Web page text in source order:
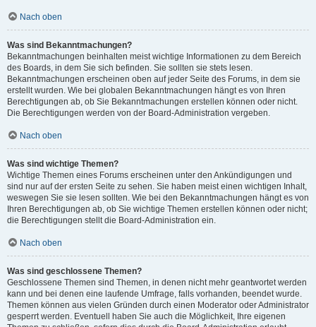
Nach oben
Was sind Bekanntmachungen?
Bekanntmachungen beinhalten meist wichtige Informationen zu dem Bereich
des Boards, in dem Sie sich befinden. Sie sollten sie stets lesen.
Bekanntmachungen erscheinen oben auf jeder Seite des Forums, in dem sie
erstellt wurden. Wie bei globalen Bekanntmachungen hängt es von Ihren
Berechtigungen ab, ob Sie Bekanntmachungen erstellen können oder nicht.
Die Berechtigungen werden von der Board-Administration vergeben.
Nach oben
Was sind wichtige Themen?
Wichtige Themen eines Forums erscheinen unter den Ankündigungen und
sind nur auf der ersten Seite zu sehen. Sie haben meist einen wichtigen Inhalt,
weswegen Sie sie lesen sollten. Wie bei den Bekanntmachungen hängt es von
Ihren Berechtigungen ab, ob Sie wichtige Themen erstellen können oder nicht;
die Berechtigungen stellt die Board-Administration ein.
Nach oben
Was sind geschlossene Themen?
Geschlossene Themen sind Themen, in denen nicht mehr geantwortet werden
kann und bei denen eine laufende Umfrage, falls vorhanden, beendet wurde.
Themen können aus vielen Gründen durch einen Moderator oder Administrator
gesperrt werden. Eventuell haben Sie auch die Möglichkeit, Ihre eigenen